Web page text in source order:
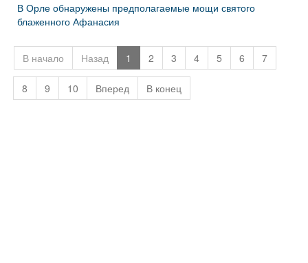
В Орле обнаружены предполагаемые мощи святого
блаженного Афанасия
В начало Назад 1 2 3 4 5 6 7
8 9 10 Вперед В конец